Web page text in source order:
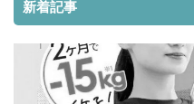
新着記事